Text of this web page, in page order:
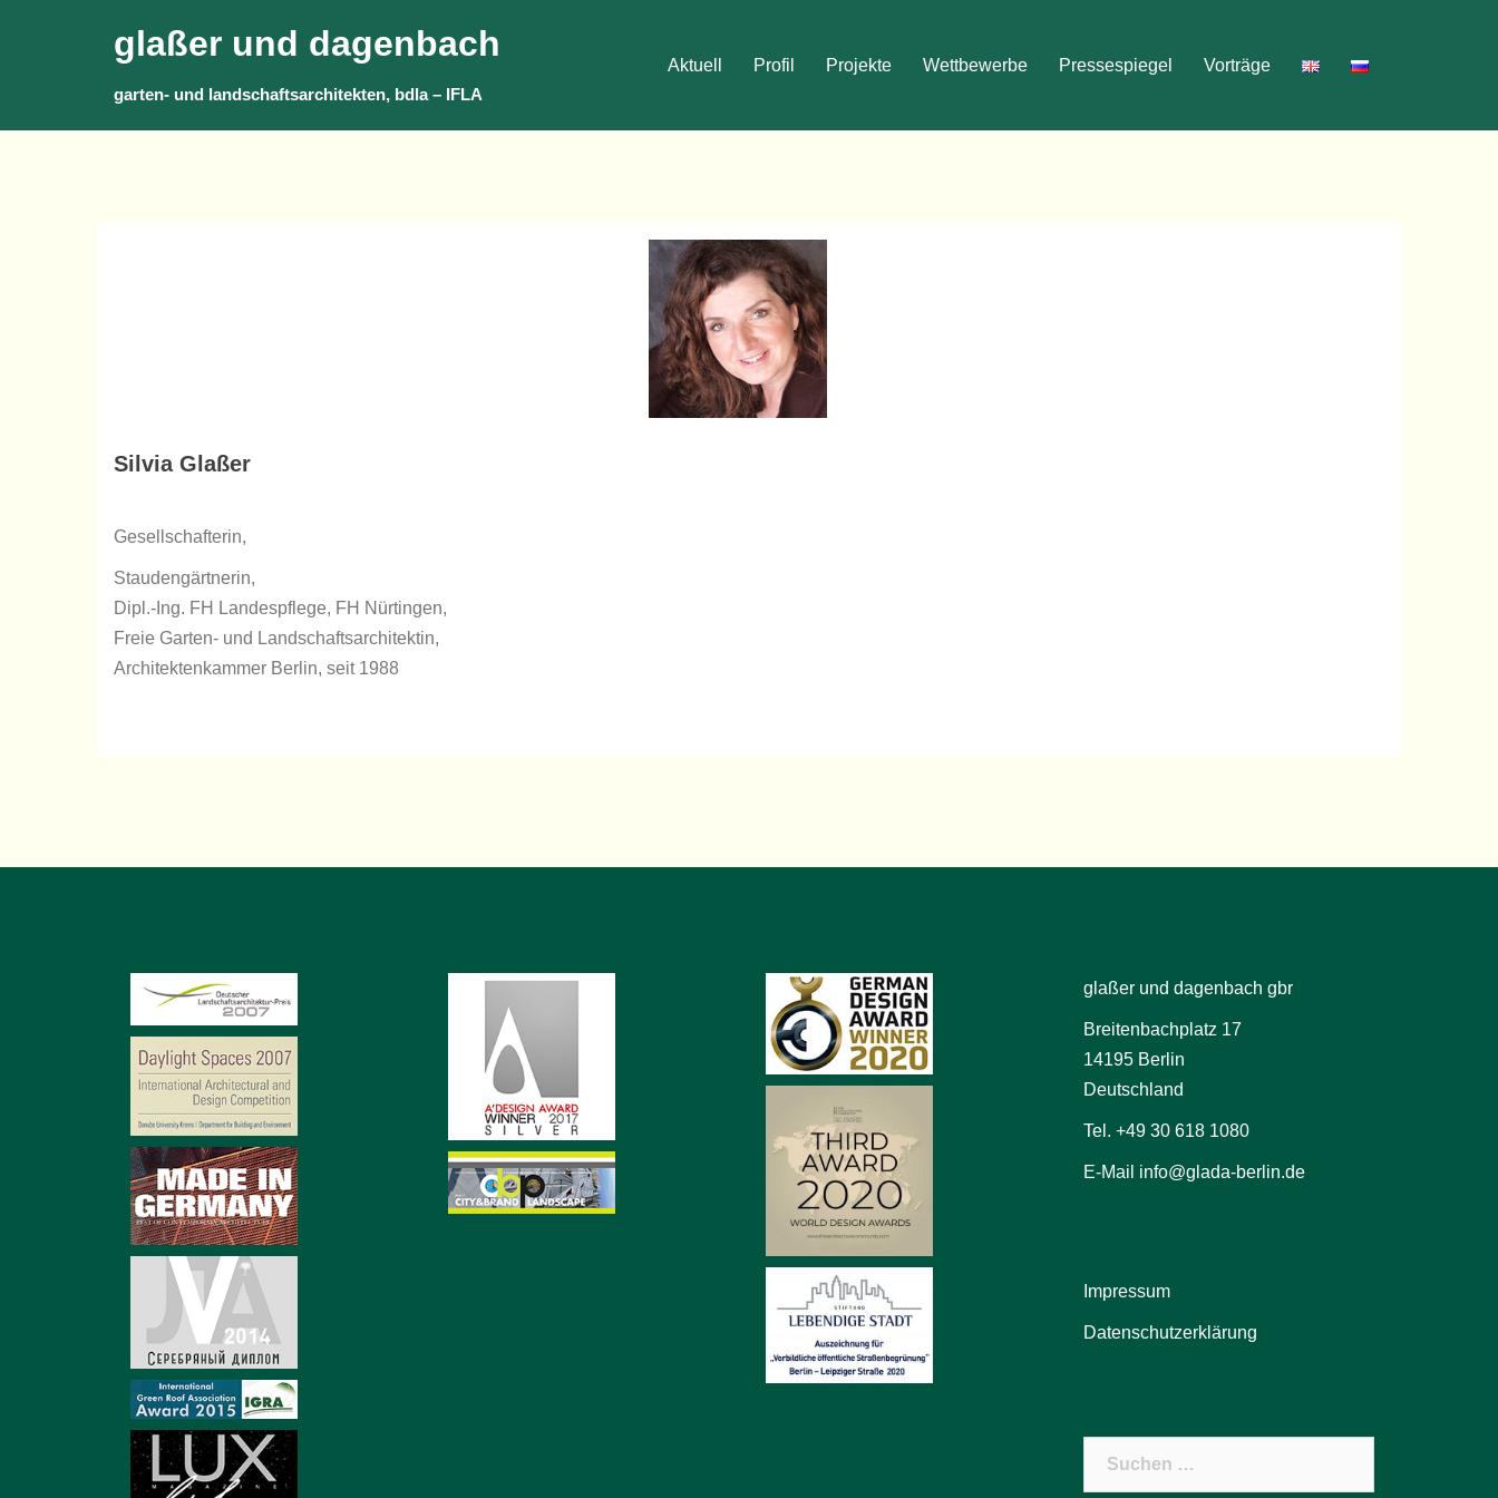
glaßer und dagenbach
garten- und landschaftsarchitekten, bdla – IFLA
Aktuell Profil Projekte Wettbewerbe Pressespiegel Vorträge
Silvia Glaßer
Gesellschafterin,
Staudengärtnerin,
Dipl.-Ing. FH Landespflege, FH Nürtingen,
Freie Garten- und Landschaftsarchitektin,
Architektenkammer Berlin, seit 1988
glaßer und dagenbach gbr
Breitenbachplatz 17
14195 Berlin
Deutschland
Tel. +49 30 618 1080
E-Mail info@glada-berlin.de
Impressum
Datenschutzerklärung